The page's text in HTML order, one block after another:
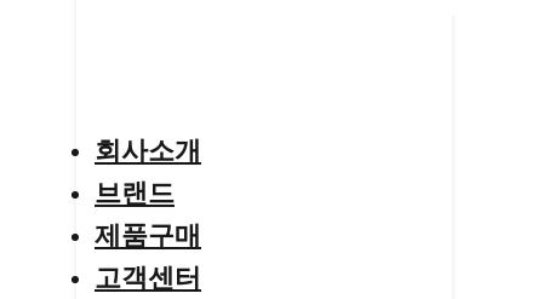
회사소개
브랜드
제품구매
고객센터